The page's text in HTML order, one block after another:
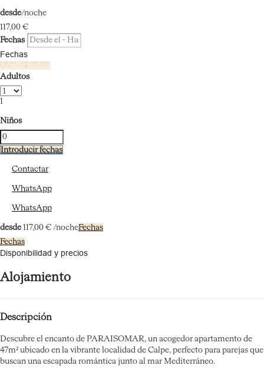
desde/noche
117,00 €
Fechas
Fechas
Añadir fechas
Adultos
1
Niños
Introducir fechas
Contactar
WhatsApp
WhatsApp
desde 117,00 € /nocheFechas
Fechas
Disponibilidad y precios
Alojamiento
Descripción
Descubre el encanto de PARAISOMAR, un acogedor apartamento de
47m² ubicado en la vibrante localidad de Calpe, perfecto para parejas que
buscan una escapada romántica junto al mar Mediterráneo.